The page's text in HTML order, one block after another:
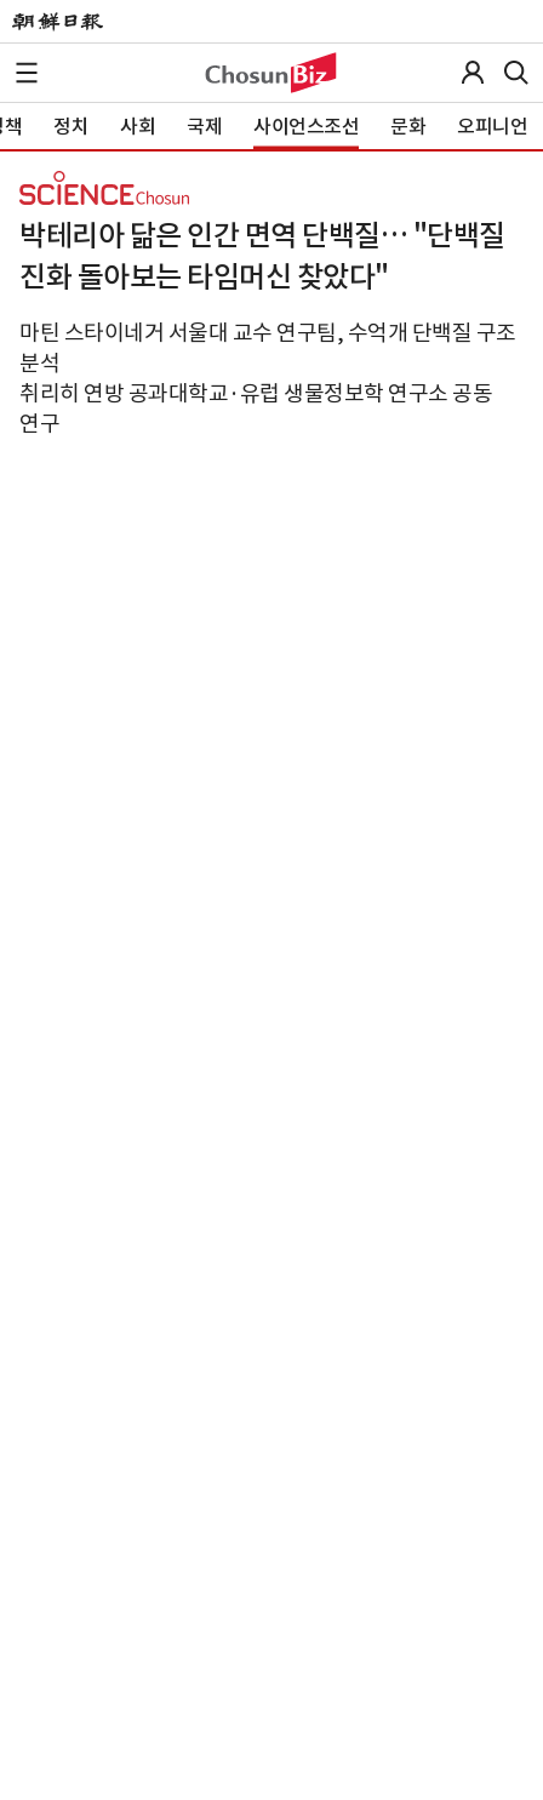
정치 사회 국제 사이언스조선 문화 오피니언
박테리아 닮은 인간 면역 단백질… "단백질
진화 돌아보는 타임머신 찾았다"
마틴 스타이네거 서울대 교수 연구팀, 수억개 단백질 구조
분석
취리히 연방 공과대학교·유럽 생물정보학 연구소 공동
연구